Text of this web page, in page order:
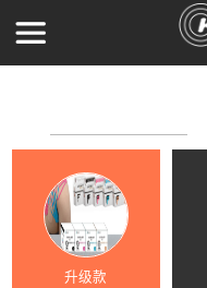
升级款